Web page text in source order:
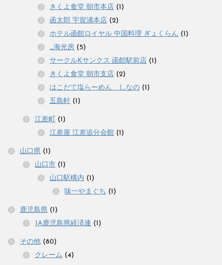
きくよ食堂 朝市本店 (1)
函太郎 宇賀浦本店 (2)
ホテル函館ロイヤル 中国料理 ぎょくらん (1)
_海光房 (5)
サークルKサンクス 函館駅前店 (1)
きくよ食堂 朝市支店 (2)
はこだて塩らーめん しなの (1)
五島軒 (1)
江差町 (1)
江差屋 江差追分会館 (1)
山口県 (1)
山口市 (1)
山口駅構内 (1)
味一やまぐち (1)
鹿児島県 (1)
JA鹿児島県経済連 (1)
その他 (80)
クレーム (4)